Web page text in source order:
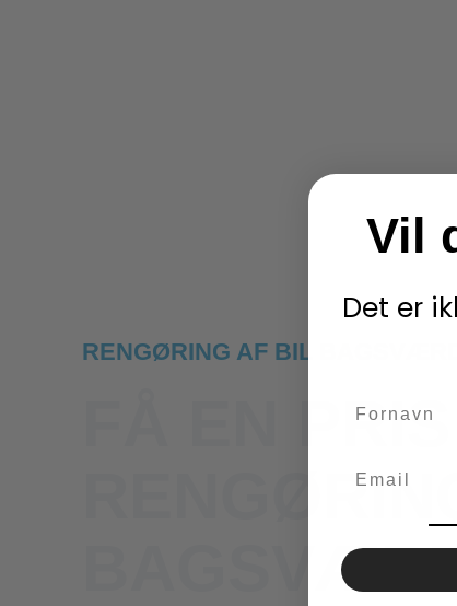
RENGØRING AF BIL BAGSVÆRD
FÅ EN PRIS
Vil
Det er